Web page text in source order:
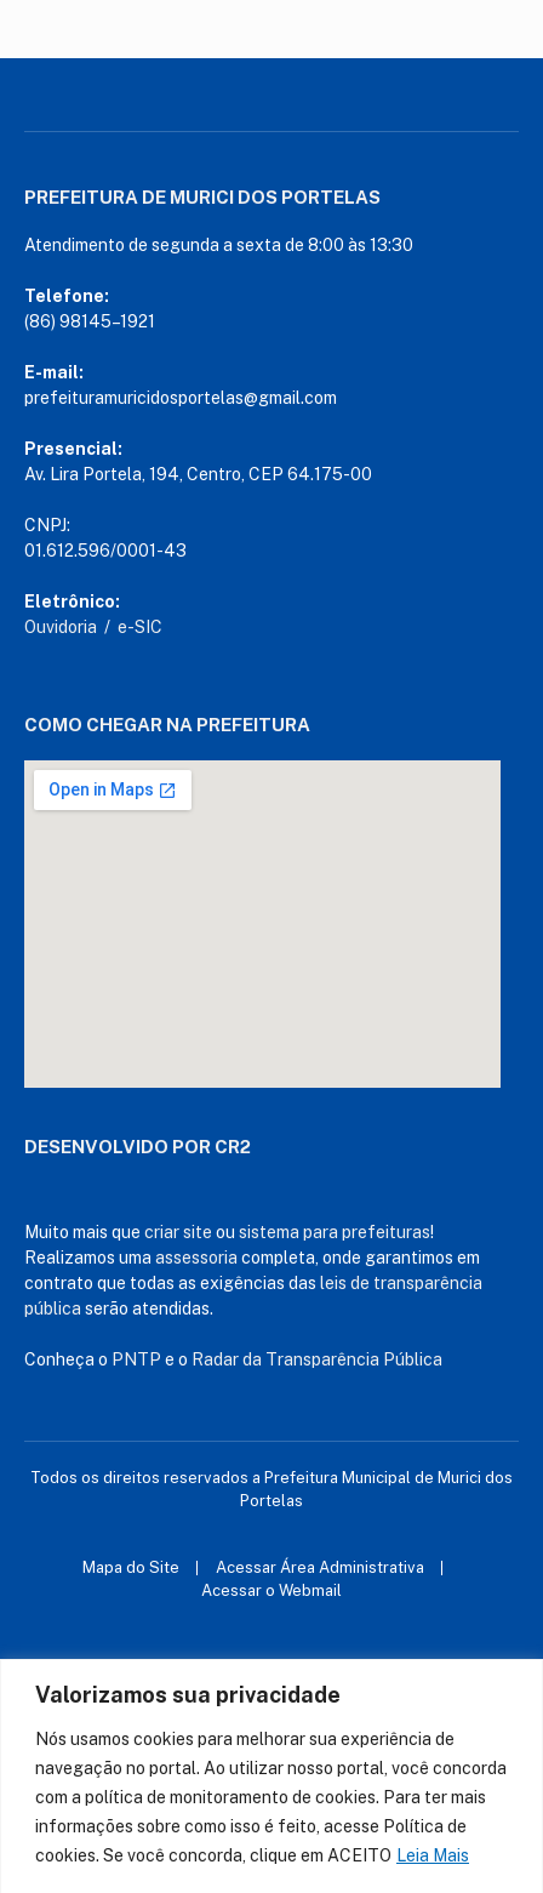
Valorizamos sua privacidade
Nós usamos cookies para melhorar sua experiência de
navegação no portal. Ao utilizar nosso portal, você concorda
com a política de monitoramento de cookies. Para ter mais
informações sobre como isso é feito, acesse Política de
cookies. Se você concorda, clique em ACEITO Leia Mais
PREFEITURA DE MURICI DOS PORTELAS
Atendimento de segunda a sexta de 8:00 às 13:30
Telefone:
(86) 98145–1921
E-mail:
prefeituramuricidosportelas@gmail.com
Presencial:
Av. Lira Portela, 194, Centro, CEP 64.175-00
CNPJ:
01.612.596/0001-43
Eletrônico:
Ouvidoria / e-SIC
COMO CHEGAR NA PREFEITURA
DESENVOLVIDO POR CR2
Muito mais que criar site ou sistema para prefeituras!
Realizamos uma assessoria completa, onde garantimos em
contrato que todas as exigências das leis de transparência
pública serão atendidas.
Conheça o PNTP e o Radar da Transparência Pública
Todos os direitos reservados a Prefeitura Municipal de Murici dos
Portelas
Mapa do Site
Acessar Área Administrativa
Acessar o Webmail